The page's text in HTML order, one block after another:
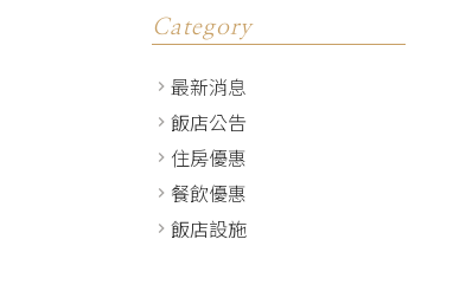
Category
最新消息
飯店公告
住房優惠
餐飲優惠
飯店設施